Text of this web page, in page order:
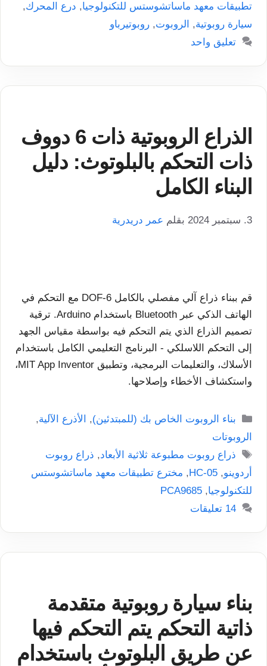
تطبيقات معهد ماساتشوستس للتكنولوجيا, درع المحرك,
سيارة روبوتية, الروبوت, روبوتيرباو
تعليق واحد
الذراع الروبوتية ذات 6 دووف
ذات التحكم بالبلوتوث: دليل
البناء الكامل
3. سبتمبر 2024 بقلم عمر دريدرية
قم ببناء ذراع آلي مفصلي بالكامل 6-DOF مع التحكم في
الهاتف الذكي عبر Bluetooth باستخدام Arduino. ترقية
تصميم الذراع الذي يتم التحكم فيه بواسطة مقياس الجهد
إلى التحكم اللاسلكي - البرنامج التعليمي الكامل باستخدام
الأسلاك، والتعليمات البرمجية، وتطبيق MIT App Inventor،
واستكشاف الأخطاء وإصلاحها.
التصنيفات
بناء الروبوت الخاص بك (للمبتدئين), الأذرع الآلية,
الروبوتات
الوسوم
ذراع روبوت مطبوعة ثلاثية الأبعاد, ذراع روبوت
أردوينو,
HC-05
, مخترع تطبيقات معهد ماساتشوستس
للتكنولوجيا,
PCA9685
14 تعليقات
بناء سيارة روبوتية متقدمة
ذاتية التحكم يتم التحكم فيها
عن طريق البلوتوث باستخدام